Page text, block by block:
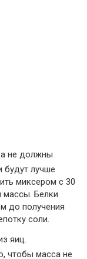
не должны
будут лучше
миксером с 30
массы. Белки
до получения
соли.
яиц.
чтобы масса не